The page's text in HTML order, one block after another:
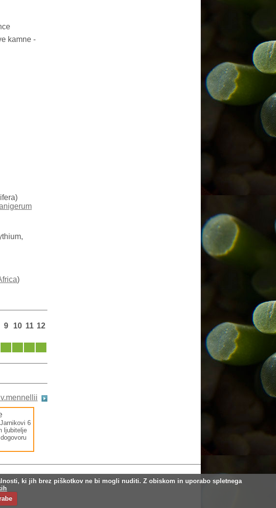
kamne -
)
9 10 11 12
6
ljubitelje
__Oblikovanje: Nečemarsonc __O piškotkih
ki jih brez piškotkov ne bi mogli nuditi. Z obiskom in uporabo spletnega